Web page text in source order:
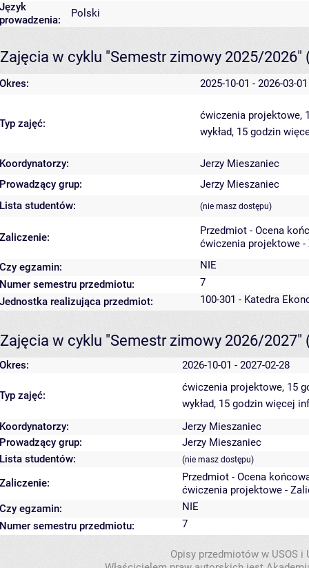
Język
prowadzenia:
Polski
Zajęcia w cyklu "Semestr zimowy 2025/2026"
Okres: 2025-10-01 - 2026-03-01
Typ zajęć:
ćwiczenia projektowe,
wykład, 15 godzin
Koordynatorzy:
Jerzy Mieszaniec
Prowadzący grup:
Jerzy Mieszaniec
Lista studentów:
(nie masz dostępu)
Zaliczenie:
Przedmiot - Ocena
ćwiczenia projektowe -
Czy egzamin:
NIE
Numer semestru przedmiotu:
7
Jednostka realizująca przedmiot:
100-301 - Katedra
Zajęcia w cyklu "Semestr zimowy 2026/2027"
Okres: 2026-10-01 - 2027-02-28
Typ zajęć:
ćwiczenia projektowe, 15
wykład, 15 godzin więcej
Koordynatorzy:
Jerzy Mieszaniec
Prowadzący grup:
Jerzy Mieszaniec
Lista studentów:
(nie masz dostępu)
Zaliczenie:
Przedmiot - Ocena
ćwiczenia projektowe -
Czy egzamin:
NIE
Numer semestru przedmiotu:
7
Opisy przedmiotów w USOS